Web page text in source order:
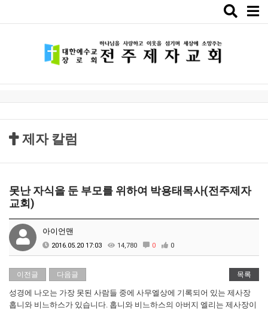
Toggle
제자 칼럼
못난 자식을 둔 부모를 위하여 박용태목사(전주제자
교회)
아이언맨
2016.05.20 17:03 14,780 0 0
이전글 다음글 목록
성경에 나오는 가장 못된 사람들 중에 사무엘상에 기록되어 있는 제사장
홉니와 비느하스가 있습니다. 홉니와 비느하스의 아버지 엘리는 제사장이